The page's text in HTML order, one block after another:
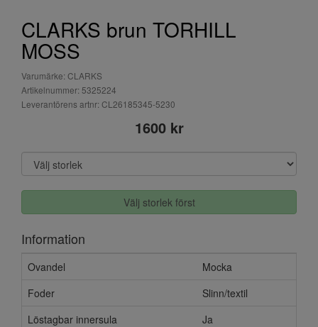
CLARKS brun TORHILL
MOSS
Varumärke: CLARKS
Artikelnummer: 5325224
Leverantörens artnr: CL26185345-5230
1600 kr
Välj storlek först
Information
Ovandel
Mocka
Foder
Slinn/textil
Löstagbar innersula
Ja